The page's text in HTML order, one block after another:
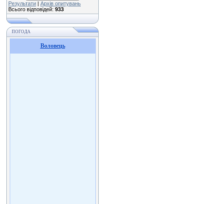
Результати | Архів опитувань
Всього відповідей: 933
ПОГОДА
Воловець